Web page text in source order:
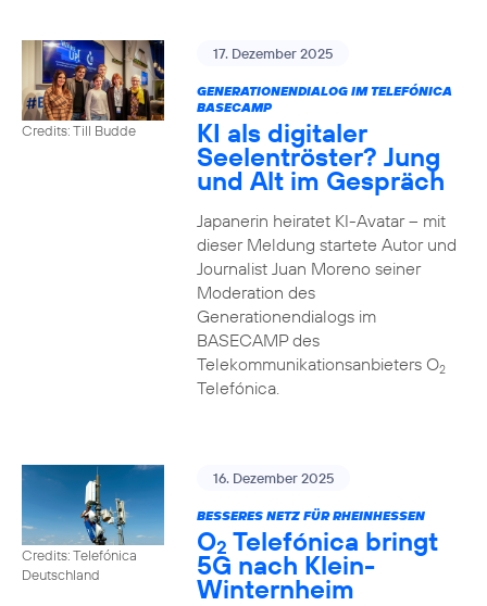
Credits: Till Budde
17. Dezember 2025
GENERATIONENDIALOG IM TELEFÓNICA
BASECAMP
KI als digitaler
Seelentröster? Jung
und Alt im Gespräch
Japanerin heiratet KI-Avatar – mit
dieser Meldung startete Autor und
Journalist Juan Moreno seiner
Moderation des
Generationendialogs im
BASECAMP des
Telekommunikationsanbieters O2
Telefónica.
Credits: Telefónica
Deutschland
16. Dezember 2025
BESSERES NETZ FÜR RHEINHESSEN
O2 Telefónica bringt
5G nach Klein-
Winternheim